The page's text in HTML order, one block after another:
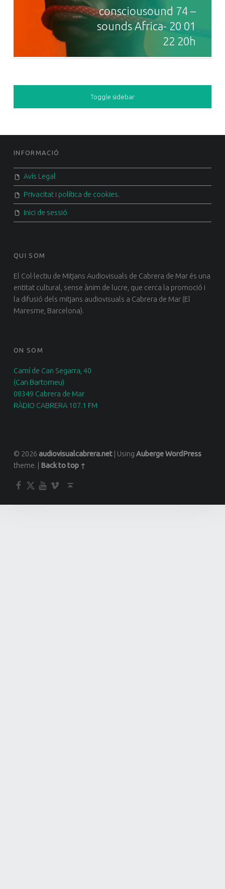
consciousound 74 –
sounds Africa- 20 01
22 20h
SIDEBAR
Toggle sidebar
FOOTER SIDEBAR
INFORMACIÓ
Avís Legal
Privacitat i política de cookies.
Inici de sessió
QUI SOM
El Col·lectiu de Mitjans Audiovisuals de Cabrera de Mar és una
entitat cultural, sense ànim de lucre, que cerca la promoció i
la difusió dels mitjans audiovisuals a Cabrera de Mar (El
Maresme, Barcelona).
ON SOM
Camí de Can Segarra, 40
(Can Bartomeu)
08349 Cabrera de Mar
RÀDIO CABRERA 107.1 FM
© 2026 audiovisualcabrera.net Using AubergeWordPress
theme.
Back to top ↑
Facebook
TwitterYouTube
Vimeo